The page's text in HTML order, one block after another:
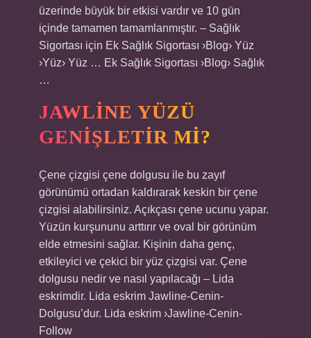
üzerinde büyük bir etkisi vardır ve 10 gün
içinde tamamen tamamlanmıştır. – Sağlık
Sigortası için Ek Sağlık Sigortası ›Blog› Yüz
›Yüz› Yüz … Ek Sağlık Sigortası ›Blog› Sağlık
…
JAWLINE YÜZÜ
GENIŞLETIR MI?
Çene çizgisi çene dolgusu ile bu zayıf
görünümü ortadan kaldırarak keskin bir çene
çizgisi alabilirsiniz. Açıkçası çene ucunu yapar.
Yüzün kurşununu arttırır ve oval bir görünüm
elde etmesini sağlar. Kişinin daha genç,
etkileyici ve çekici bir yüz çizgisi var. Çene
dolgusu nedir ve nasıl yapılacağı – Lida
eskrimdir. Lida eskrim Jawline-Cenin-
Dolgusu’dur. Lida eskrim ›Jawline-Cenin-
Follow